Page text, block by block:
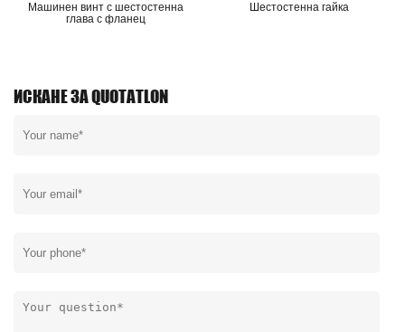
винт с шестостенна
глава с фланец
Шестостенна гайка
ИСКАНЕ ЗА QUOTATLON